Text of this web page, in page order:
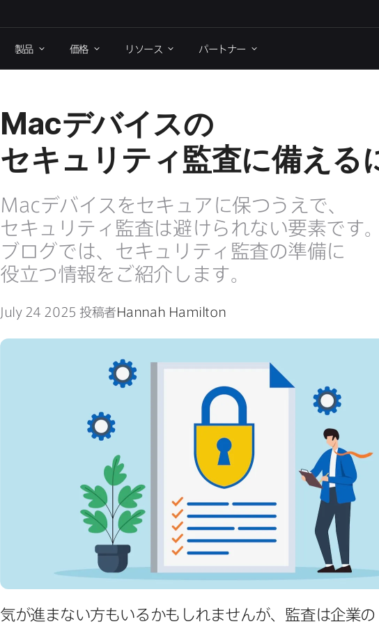
製品 価格 リソース パートナー
Macデバイスの​
セキュリティ監査に​備える
Macデバイスを​セキュアに​保つうえで、​
セキュリティ監査は​避けられない​要素です
ブログでは、​セキュリティ監査の​準備に​
役立つ情報を​ご紹介します。
July 24 2025 投稿者Hannah Hamilton
気が​進まない​方も​いるかもしれませんが、​監査は​企業の​